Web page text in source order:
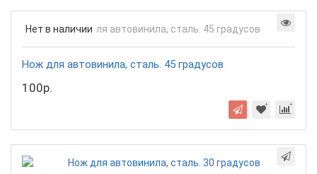
Нет в наличии
Нож для автовинила, сталь. 45 градусов
100р.